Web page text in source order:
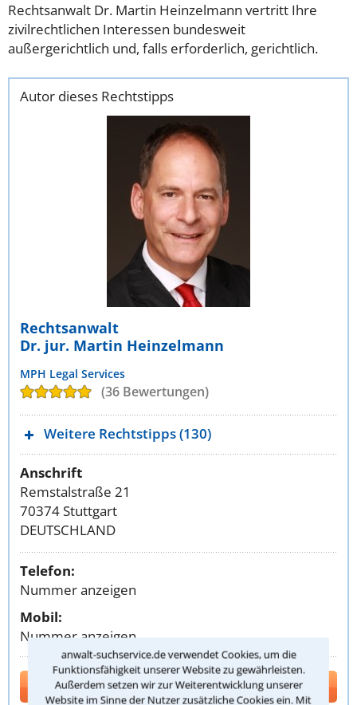
anwalt-suchservice.de verwendet Cookies, um die
Funktionsfähigkeit unserer Website zu gewährleisten.
Außerdem setzen wir zur Weiterentwicklung unserer
Website im Sinne der Nutzer zusätzliche Cookies ein. Mit
Rechtsanwalt Dr. Martin Heinzelmann vertritt Ihre
zivilrechtlichen Interessen bundesweit
außergerichtlich und, falls erforderlich, gerichtlich.
Autor dieses Rechtstipps
Rechtsanwalt
Dr. jur. Martin Heinzelmann
MPH Legal Services
(36 Bewertungen)
Weitere Rechtstipps (130)
Anschrift
Remstalstraße 21
70374 Stuttgart
DEUTSCHLAND
Telefon:
Nummer anzeigen
Mobil:
Nummer anzeigen
Kontakt